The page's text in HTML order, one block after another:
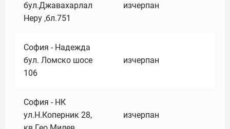
бул.Джавахарлал
Неру ,бл.751
изчерпан
София - Надежда
бул. Ломско шосе
106
изчерпан
София - НК
ул.Н.Коперник 28,
изчерпан